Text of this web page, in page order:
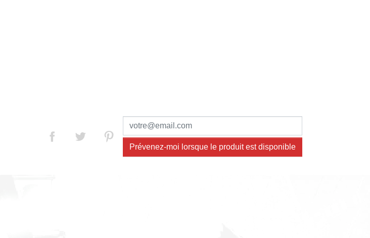
Prévenez-moi lorsque le produit est disponible